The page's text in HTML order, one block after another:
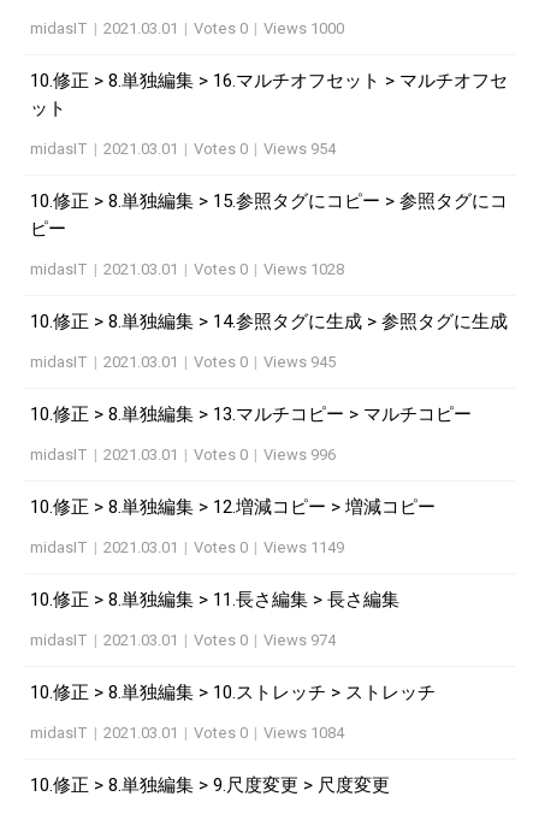
midasIT | 2021.03.01 | Votes 0 | Views 1000
10.修正 > 8.単独編集 > 16.マルチオフセット > マルチオフセ
ット
midasIT | 2021.03.01 | Votes 0 | Views 954
10.修正 > 8.単独編集 > 15.参照タグにコピー > 参照タグにコ
ピー
midasIT | 2021.03.01 | Votes 0 | Views 1028
10.修正 > 8.単独編集 > 14.参照タグに生成 > 参照タグに生成
midasIT | 2021.03.01 | Votes 0 | Views 945
10.修正 > 8.単独編集 > 13.マルチコピー > マルチコピー
midasIT | 2021.03.01 | Votes 0 | Views 996
10.修正 > 8.単独編集 > 12.増減コピー > 増減コピー
midasIT | 2021.03.01 | Votes 0 | Views 1149
10.修正 > 8.単独編集 > 11.長さ編集 > 長さ編集
midasIT | 2021.03.01 | Votes 0 | Views 974
10.修正 > 8.単独編集 > 10.ストレッチ > ストレッチ
midasIT | 2021.03.01 | Votes 0 | Views 1084
10.修正 > 8.単独編集 > 9.尺度変更 > 尺度変更